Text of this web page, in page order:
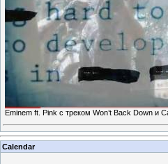
Eminem ft. Pink с треком Won’t Back Down и
Calendar